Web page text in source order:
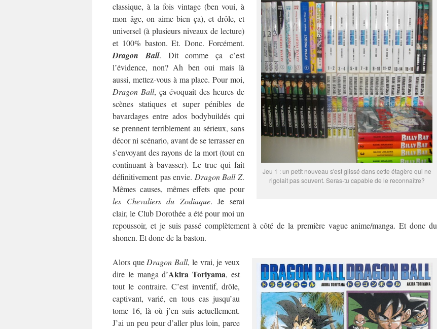
Jeu 1 : un petit nouveau s'est glissé dans cette étagère qui ne
rigolait pas souvent. Seras-tu capable de le reconnaître?
classique, à la fois vintage (ben voui, à
mon âge, on aime bien ça), et drôle, et
universel (à plusieurs niveaux de lecture)
et 100% baston. Et. Donc. Forcément.
Dragon Ball. Dit comme ça c’est
l’évidence, non? Ah ben oui mais là
aussi, mettez-vous à ma place. Pour moi,
Dragon Ball, ça évoquait des heures de
scènes statiques et super pénibles de
bavardages entre ados bodybuildés qui
se prennent terriblement au sérieux, sans
décor ni scénario, avant de se terrasser en
s’envoyant des rayons de la mort (tout en
continuant à bavasser). Le truc qui fait
définitivement pas envie. Dragon Ball Z.
Mêmes causes, mêmes effets que pour
les Chevaliers du Zodiaque. Je serai
clair, le Club Dorothée a été pour moi un
repoussoir, et je suis passé complètement à côté de la première vague anime/manga. Et donc du
shonen. Et donc de la baston.
Alors que Dragon Ball, le vrai, je veux
dire le manga d’Akira Toriyama, est
tout le contraire. C’est inventif, drôle,
captivant, varié, en tous cas jusqu’au
tome 16, là où j’en suis actuellement.
J’ai un peu peur d’aller plus loin, parce